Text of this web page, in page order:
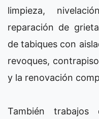
limpieza,
reparación de
de tabiques con
revoques,
y la renovación
También trabajos